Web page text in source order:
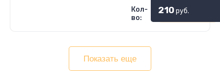
Кол-
во:
210руб.
Показать еще